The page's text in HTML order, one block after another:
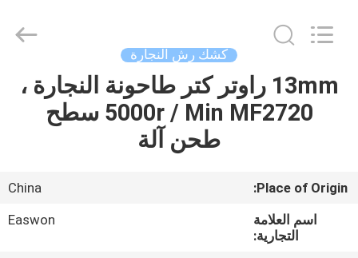
منزل،
معلومات
Rights
كشك رش النجارة
13mm راوتر كتر طاحونة النجارة ،
5000r / Min MF2720 سطح
طحن آلة
Place of Origin:
China
اسم العلامة
التجارية:
Easwon